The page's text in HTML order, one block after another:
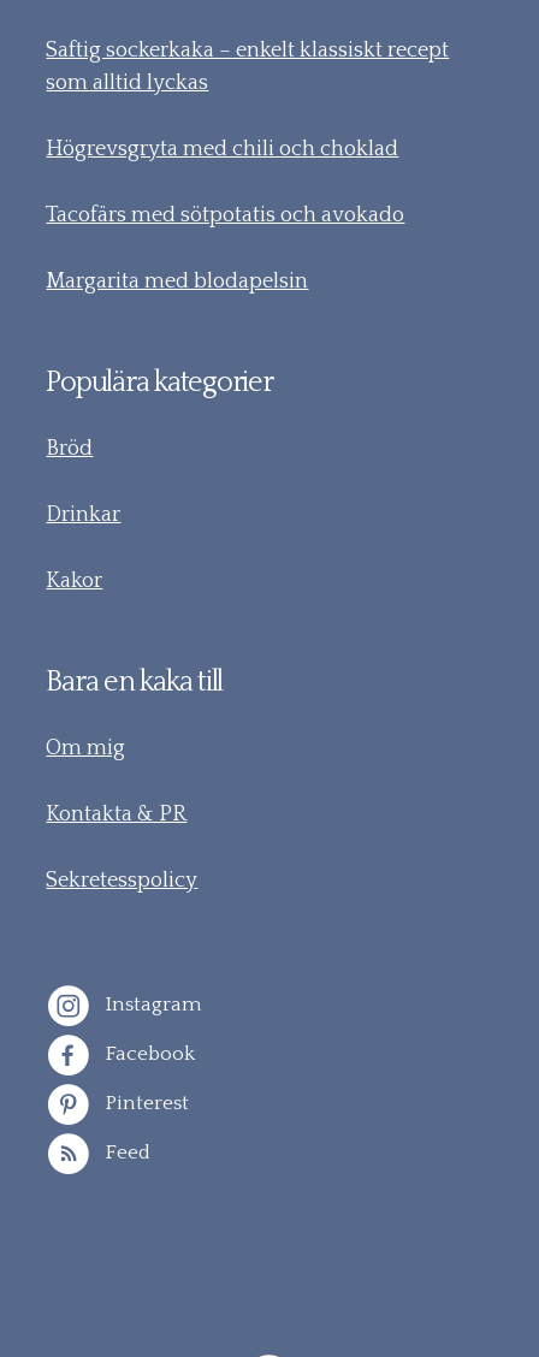
Saftig sockerkaka – enkelt klassiskt recept
som alltid lyckas
Högrevsgryta med chili och choklad
Tacofärs med sötpotatis och avokado
Margarita med blodapelsin
Populära kategorier
Bröd
Drinkar
Kakor
Bara en kaka till
Om mig
Kontakta & PR
Sekretesspolicy
Instagram
Facebook
Pinterest
Feed